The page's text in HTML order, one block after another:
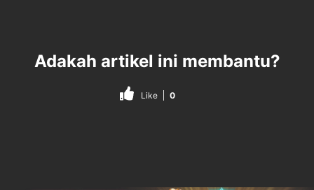
Adakah artikel ini membantu?
Like 0